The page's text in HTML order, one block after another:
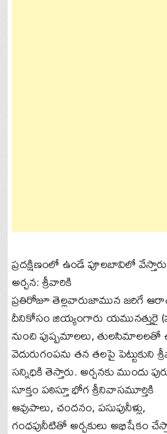
ప్రదక్షిణంలో ఉండే పూలబావిలో
అర్చన: శ్రీవారికి
ప్రతిరోజూ తెల్లవారుజామున జరిగే
దీనికోసం జియ్యంగారు యమునత్తురై
నుంచి పుష్పమాలలు, తులసిమాలలతో
వెదురుగంపను తన తలపై పెట్టుకుని
సన్నిధికి తెస్తారు. అర్చనకు ముందు
సూక్తం పఠిస్తూ భోగ శ్రీనివాసమూర్తికి
ఆవుపాలు, చందనం, పసుపునీళ్లు,
గంధపునీటితో అర్చకులు అభిషేకం